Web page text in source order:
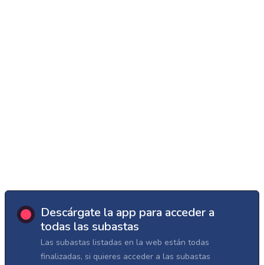
Descárgate la app para acceder a
todas las subastas
Las subastas listadas en la web están todas
finalizadas, si quieres acceder a las subastas